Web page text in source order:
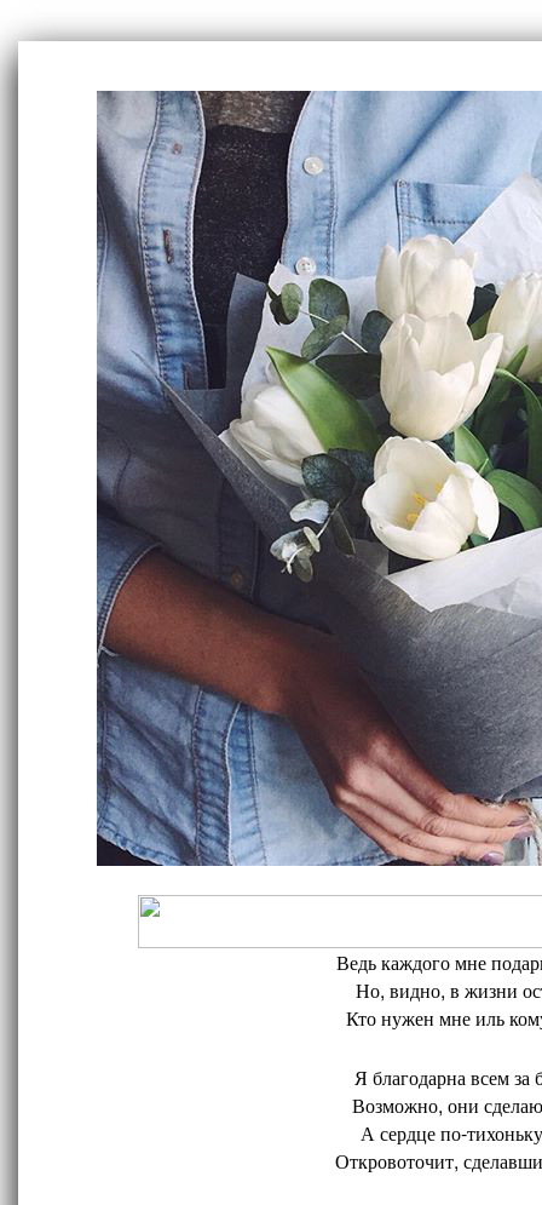
Ведь каждого мне
Но, видно, в жизни
Кто нужен мне иль
Я благодарна всем за
Возможно, они
А сердце по-
Откровоточит,